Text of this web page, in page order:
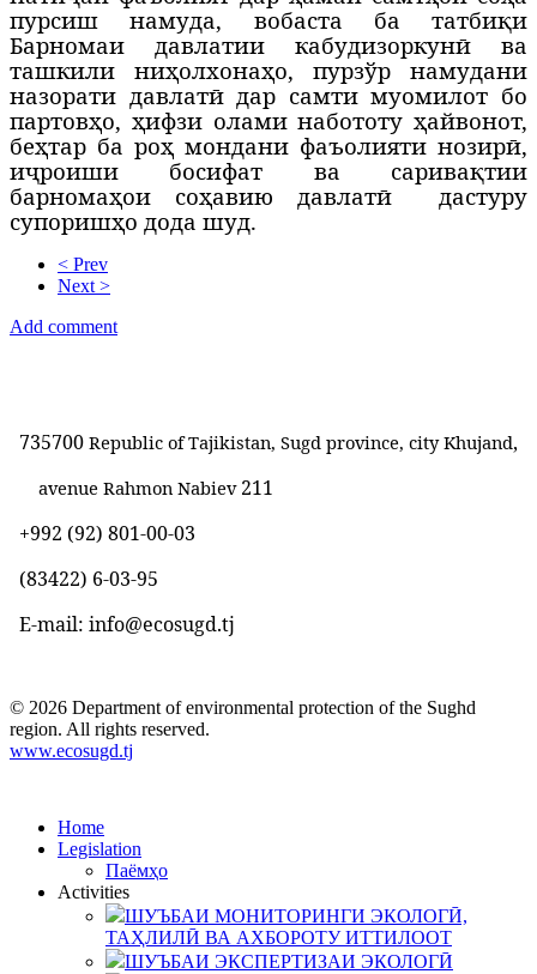
пурсиш намуда, вобаста ба татбиқи
Барномаи давлатии кабудизоркунӣ ва
ташкили ниҳолхонаҳо, пурзўр намудани
назорати давлатӣ дар самти муомилот бо
партовҳо, ҳифзи олами набототу ҳайвонот,
беҳтар ба роҳ мондани фаъолияти нозирӣ,
иҷроиши босифат ва саривақтии
барномаҳои соҳавию давлатӣ
дастуру
супоришҳо дода шуд.
< Prev
Next >
Add comment
735700 Republic of Tajikistan, Sugd province, city Khujand,
avenue Rahmon Nabiev211
+992 (92) 801-00-03
(83422) 6-03-95
E-mail: info@ecosugd.tj
© 2026 Department of environmental protection of the Sughd
region. All rights reserved.
www.ecosugd.tj
Home
Legislation
Паёмҳо
Activities
ШУЪБАИ МОНИТОРИНГИ ЭКОЛОГӢ,
ТАҲЛИЛӢ ВА АХБОРОТУ ИТТИЛООТ
ШУЪБАИ ЭКСПЕРТИЗАИ ЭКОЛОГӢ